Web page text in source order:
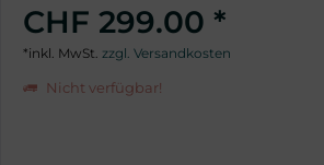
CHF 299.00 *
*inkl. MwSt. zzgl. Versandkosten
Nicht verfügbar!